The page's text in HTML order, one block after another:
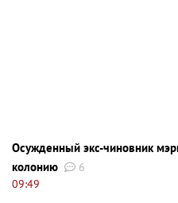
Осужденный экс-чиновник
колонию
6
09:49